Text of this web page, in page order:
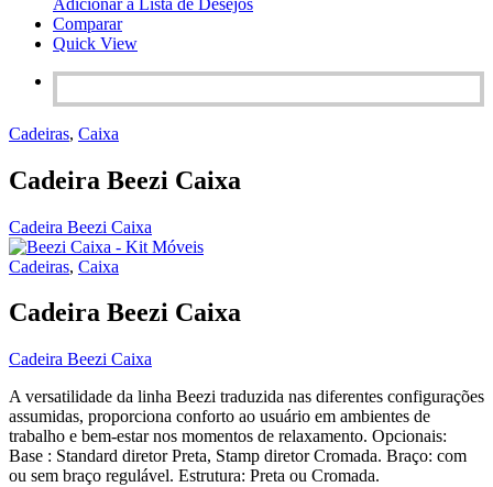
Comparar
Quick View
Cadeiras, Caixa
Cadeira Beezi Caixa
Cadeira Beezi Caixa
Cadeiras, Caixa
Cadeira Beezi Caixa
Cadeira Beezi Caixa
A versatilidade da linha Beezi traduzida nas diferentes configurações
assumidas, proporciona conforto ao usuário em ambientes de
trabalho e bem-estar nos momentos de relaxamento. Opcionais:
Base : Standard diretor Preta, Stamp diretor Cromada. Braço: com
ou sem braço regulável. Estrutura: Preta ou Cromada.